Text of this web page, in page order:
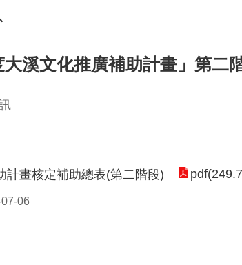
大溪文化推廣補助計畫」第二
計畫核定補助總表(第二階段)
06